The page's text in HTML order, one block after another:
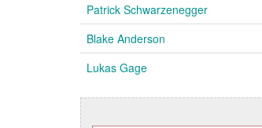
Patrick Schwarzenegger
Blake Anderson
Lukas Gage